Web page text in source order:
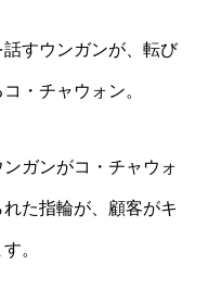
すウンガンが、転び
・チャウォン。
ガンがコ・チャウォ
た指輪が、顧客がキ
。